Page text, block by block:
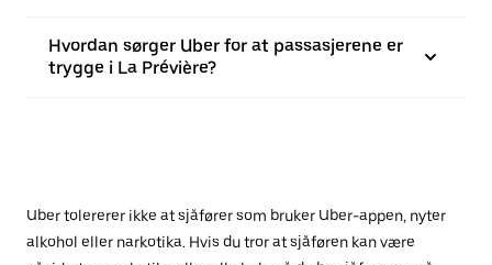
Hvordan sørger Uber for at passasjerene er
trygge i La Prévière?
Uber tolererer ikke at sjåfører som bruker Uber-appen, nyter
alkohol eller narkotika. Hvis du tror at sjåføren kan være